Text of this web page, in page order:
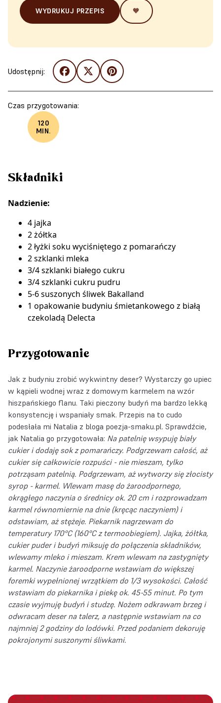
WYDRUKUJ PRZEPIS 🧡
Udostępnij:
Czas przygotowania:
120
MIN.
Składniki
Nadzienie:
4 jajka
2 żółtka
2 łyżki soku wyciśniętego z pomarańczy
2 szklanki mleka
3/4 szklanki białego cukru
3/4 szklanki cukru pudru
5-6 suszonych śliwek Bakalland
1 opakowanie budyniu śmietankowego z białą
czekoladą Delecta
Przygotowanie
Jak z budyniu zrobić wykwintny deser? Wystarczy go upiec
w kąpieli wodnej wraz z domowym karmelem na wzór
hiszpańskiego flanu. Taki pieczony budyń ma bardzo lekką
konsystencję i wspaniały smak. Przepis na to cudo
podesłała mi Natalia z bloga poezja-smaku.pl. Sprawdźcie,
jak Natalia go przygotowała: Na patelnię wsypuję biały
cukier i dodaję sok z pomarańczy. Podgrzewam całość, aż
cukier się całkowicie rozpuści - nie mieszam, tylko
potrząsam patelnią. Podgrzewam, aż wytworzy się złocisty
syrop - karmel. Wlewam masę do żaroodpornego,
okrągłego naczynia o średnicy ok. 20 cm i rozprowadzam
karmel równomiernie na dnie (kręcąc naczyniem) i
odstawiam, aż stężeje. Piekarnik nagrzewam do
temperatury 170°C (160°C z termoobiegiem). Jajka, żółtka,
cukier puder i budyń miksuję do połączenia składników,
wlewamy mleko i mieszam. Krem wlewam na zastygnięty
karmel. Naczynie żaroodporne wstawiam do większej
foremki wypełnionej wrzątkiem do 1/3 wysokości. Całość
wstawiam do piekarnika i piekę ok. 45-55 minut. Po tym
czasie wyjmuję budyń i studzę. Nożem odkrawam brzeg i
odwracam deser na talerz, a następnie wstawiam na co
najmniej 2 godziny do lodówki. Przed podaniem dekoruję
pokrojonymi suszonymi śliwkami.